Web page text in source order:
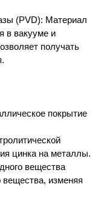
(PVD): Материал
в вакууме и
получать
покрытие
цинка на металлы.
вещества
изменяя